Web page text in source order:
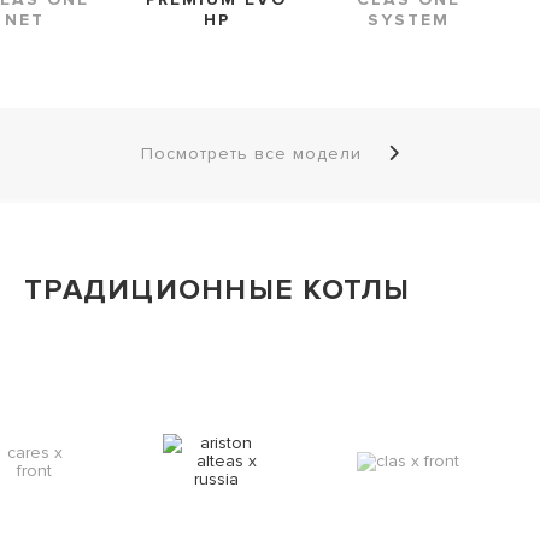
NET
HP
SYSTEM
Посмотреть все модели
ТРАДИЦИОННЫЕ КОТЛЫ